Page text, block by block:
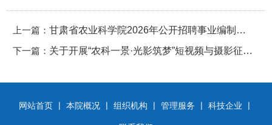
上一篇：甘肃省农业科学院2026年公开招聘事业编制工
作人员公告
下一篇： 关于开展“农科一景·光影筑梦”短视频与摄影征集
网站首页 | 本院概况 | 组织机构 | 管理服务 | 科技企业 |